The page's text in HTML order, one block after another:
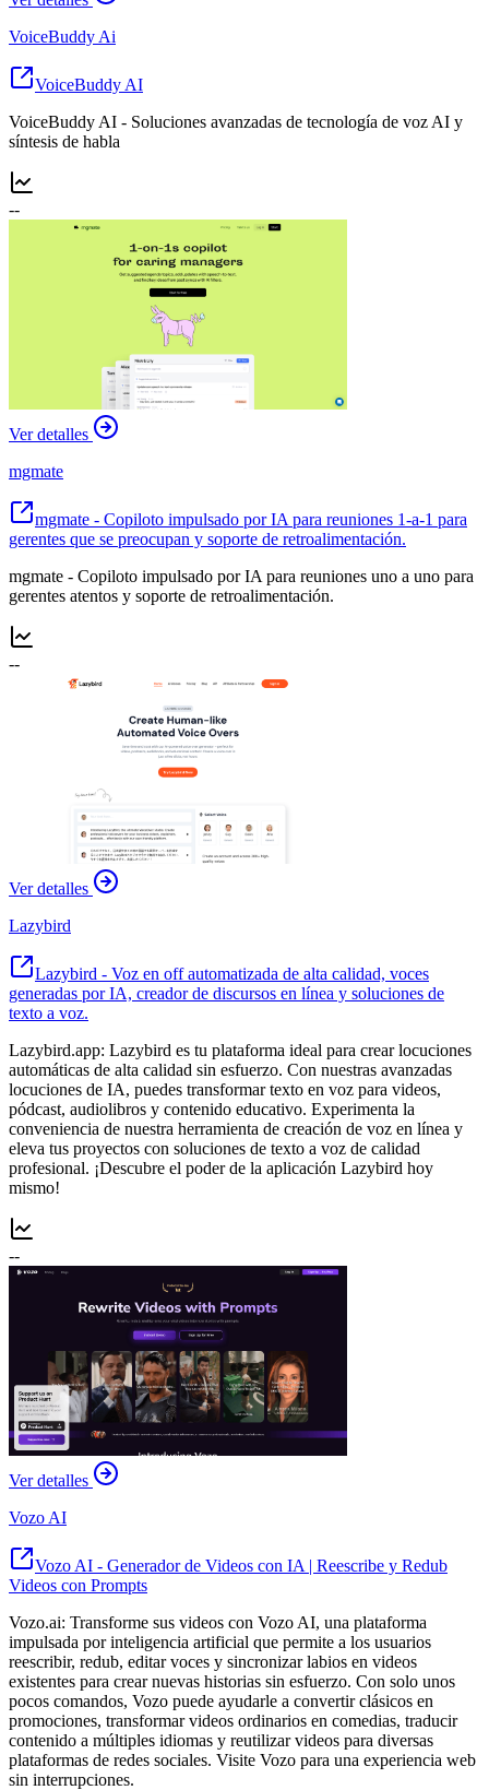
VoiceBuddy Ai
VoiceBuddy AI
VoiceBuddy AI - Soluciones avanzadas de tecnología de voz AI y
síntesis de habla
--
Ver detalles
mgmate
mgmate - Copiloto impulsado por IA para reuniones 1-a-1 para
gerentes que se preocupan y soporte de retroalimentación.
mgmate - Copiloto impulsado por IA para reuniones uno a uno para
gerentes atentos y soporte de retroalimentación.
--
Ver detalles
Lazybird
Lazybird - Voz en off automatizada de alta calidad, voces
generadas por IA, creador de discursos en línea y soluciones de
texto a voz.
Lazybird.app: Lazybird es tu plataforma ideal para crear locuciones
automáticas de alta calidad sin esfuerzo. Con nuestras avanzadas
locuciones de IA, puedes transformar texto en voz para videos,
pódcast, audiolibros y contenido educativo. Experimenta la
conveniencia de nuestra herramienta de creación de voz en línea y
eleva tus proyectos con soluciones de texto a voz de calidad
profesional. ¡Descubre el poder de la aplicación Lazybird hoy
mismo!
--
Ver detalles
Vozo AI
Vozo AI - Generador de Videos con IA | Reescribe y Redub
Videos con Prompts
Vozo.ai: Transforme sus videos con Vozo AI, una plataforma
impulsada por inteligencia artificial que permite a los usuarios
reescribir, redub, editar voces y sincronizar labios en videos
existentes para crear nuevas historias sin esfuerzo. Con solo unos
pocos comandos, Vozo puede ayudarle a convertir clásicos en
promociones, transformar videos ordinarios en comedias, traducir
contenido a múltiples idiomas y reutilizar videos para diversas
plataformas de redes sociales. Visite Vozo para una experiencia web
sin interrupciones.